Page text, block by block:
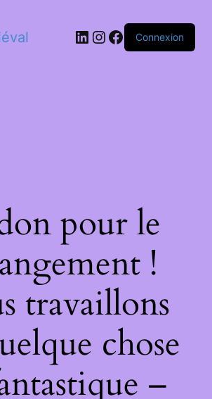
LinkedIn
Instagram
Facebook
Connexion
pour le
!
travaillons
chose
–